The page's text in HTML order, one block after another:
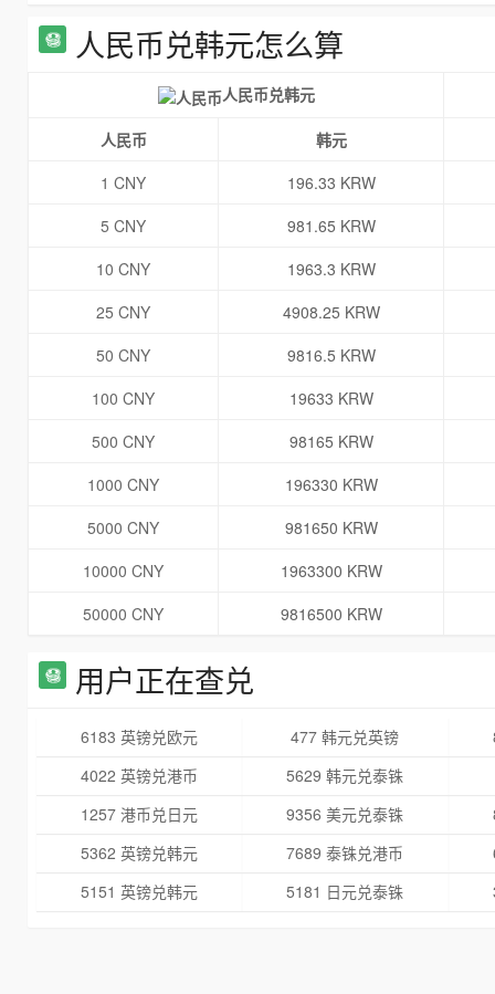
人民币兑韩元怎么算
人民币兑韩元
人民币
韩元
1 CNY
196.33 KRW
5 CNY
981.65 KRW
10 CNY
1963.3 KRW
25 CNY
4908.25 KRW
50 CNY
9816.5 KRW
100 CNY
19633 KRW
500 CNY
98165 KRW
1000 CNY
196330 KRW
5000 CNY
981650 KRW
10000 CNY
1963300 KRW
50000 CNY
9816500 KRW
用户正在查兑
6183 英镑兑欧元 477 韩元兑英镑
4022 英镑兑港币
5629 韩元兑泰铢
1257 港币兑日元
9356 美元兑泰铢
5362 英镑兑韩元
7689 泰铢兑港币
5151 英镑兑韩元
5181 日元兑泰铢